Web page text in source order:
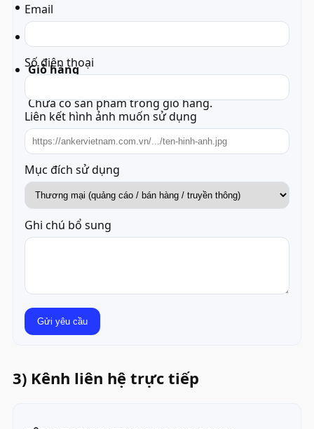
Giỏ hàng
Chưa có sản phẩm trong giỏ hàng.
Email
Số điện thoại
Liên kết hình ảnh muốn sử dụng
Mục đích sử dụng
Ghi chú bổ sung
Gửi yêu cầu
3) Kênh liên hệ trực tiếp